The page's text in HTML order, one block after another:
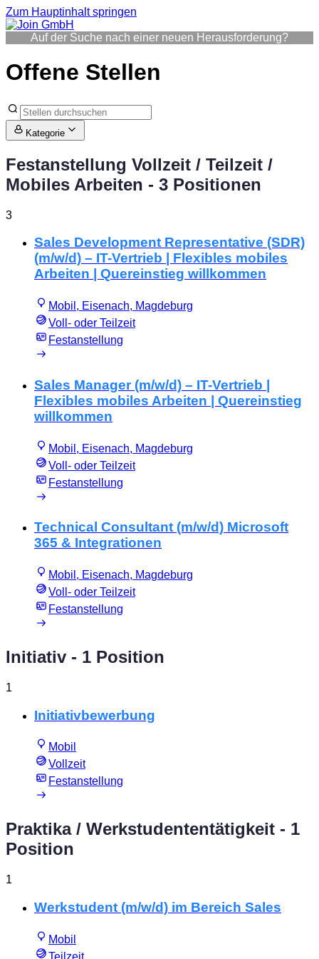
Zum Hauptinhalt springen
Auf der Suche nach einer neuen Herausforderung?
Offene Stellen
Kategorie
Festanstellung Vollzeit / Teilzeit /
Mobiles Arbeiten - 3 Positionen
3
Sales Development Representative (SDR)
(m/w/d) – IT-Vertrieb | Flexibles mobiles
Arbeiten | Quereinstieg willkommen
Mobil, Eisenach, Magdeburg
Voll- oder Teilzeit
Festanstellung
Sales Manager (m/w/d) – IT-Vertrieb |
Flexibles mobiles Arbeiten | Quereinstieg
willkommen
Mobil, Eisenach, Magdeburg
Voll- oder Teilzeit
Festanstellung
Technical Consultant (m/w/d) Microsoft
365 & Integrationen
Mobil, Eisenach, Magdeburg
Voll- oder Teilzeit
Festanstellung
Initiativ - 1 Position
1
Initiativbewerbung
Mobil
Vollzeit
Festanstellung
Praktika / Werkstudententätigkeit - 1
Position
1
Werkstudent (m/w/d) im Bereich Sales
Mobil
Teilzeit